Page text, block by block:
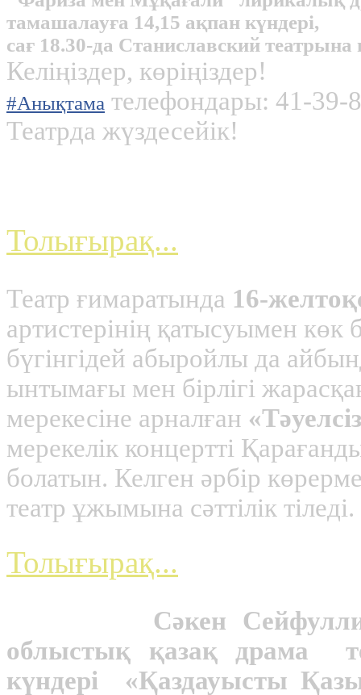
тамашалауға 14,15 ақпан күндері,
сағ 18.30-да Станиславский
Келіңіздер, көріңіздер!
#Анықтама телефондары: 41-39-
Театрда жүздесейік!
Толығырақ...
Театр ғимаратында 16-
артистерінің қатысуымен көк
бүгінгідей абыройлы да
ынтымағы мен бірлігі
мерекесіне арналған
мерекелік концертті
болатын. Келген әрбір
театр ұжымына сәттілік тіледі.
Толығырақ...
Сәкен Сейфуллин
облыстық қазақ драма
күндері «Қаздауысты